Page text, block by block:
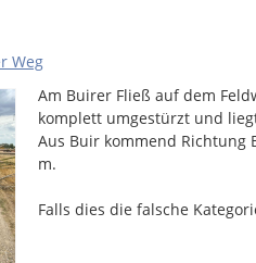
Weg
Am Buirer Fließ auf dem
komplett umgestürzt und
Aus Buir kommend Richtung
m.
Falls dies die falsche